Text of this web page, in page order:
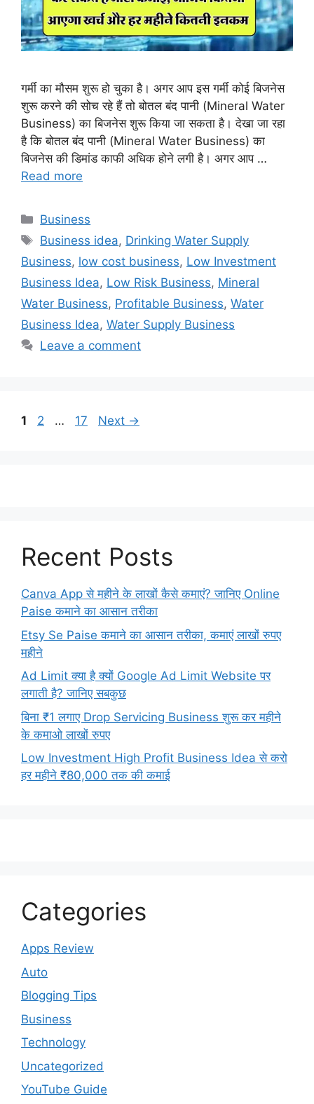
गर्मी का मौसम शुरू हो चुका है। अगर आप इस गर्मी कोई बिजनेस
शुरू करने की सोच रहे हैं तो बोतल बंद पानी (Mineral Water
Business) का बिजनेस शुरू किया जा सकता है। देखा जा रहा
है कि बोतल बंद पानी (Mineral Water Business) का
बिजनेस की डिमांड काफी अधिक होने लगी है। अगर आप …
Read more
Categories
Business
Tags
Business idea, Drinking Water Supply
Business, low cost business, Low Investment
Business Idea, Low Risk Business, Mineral
Water Business, Profitable Business, Water
Business Idea, Water Supply Business
Leave a comment
Page
1 Page
2 … Page
17 Next →
Recent Posts
Canva App से महीने के लाखों कैसे कमाएं? जानिए Online
Paise कमाने का आसान तरीका
Etsy Se Paise कमाने का आसान तरीका, कमाएं लाखों रुपए
महीने
Ad Limit क्या है क्यों Google Ad Limit Website पर
लगाती है? जानिए सबकुछ
बिना ₹1 लगाए Drop Servicing Business शुरू कर महीने
के कमाओ लाखों रुपए
Low Investment High Profit Business Idea से करो
हर महीने ₹80,000 तक की कमाई
Categories
Apps Review
Auto
Blogging Tips
Business
Technology
Uncategorized
YouTube Guide